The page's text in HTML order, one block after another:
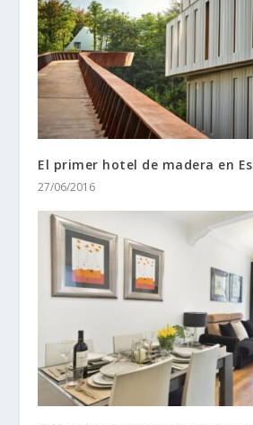
El primer hotel de madera en
27/06/2016